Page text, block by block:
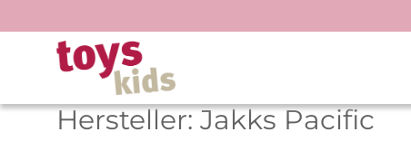
Inhalt
springen
Hersteller:Jakks Pacific